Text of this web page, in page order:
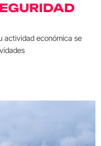
actividad económica se